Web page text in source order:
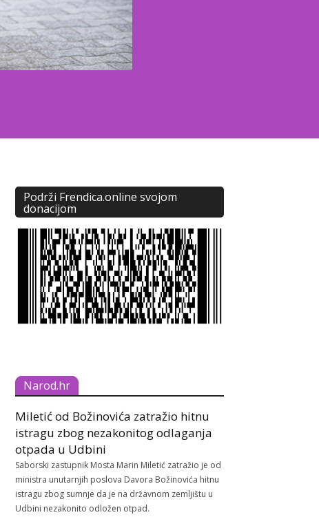
Podrži Frendica.online svojom
donacijom
Narod.hr
Miletić od Božinovića zatražio hitnu
istragu zbog nezakonitog odlaganja
otpada u Udbini
Saborski zastupnik Mosta Marin Miletić zatražio je od
ministra unutarnjih poslova Davora Božinovića hitnu
istragu zbog sumnje da je na državnom zemljištu u
Udbini nezakonito odložen otpad.